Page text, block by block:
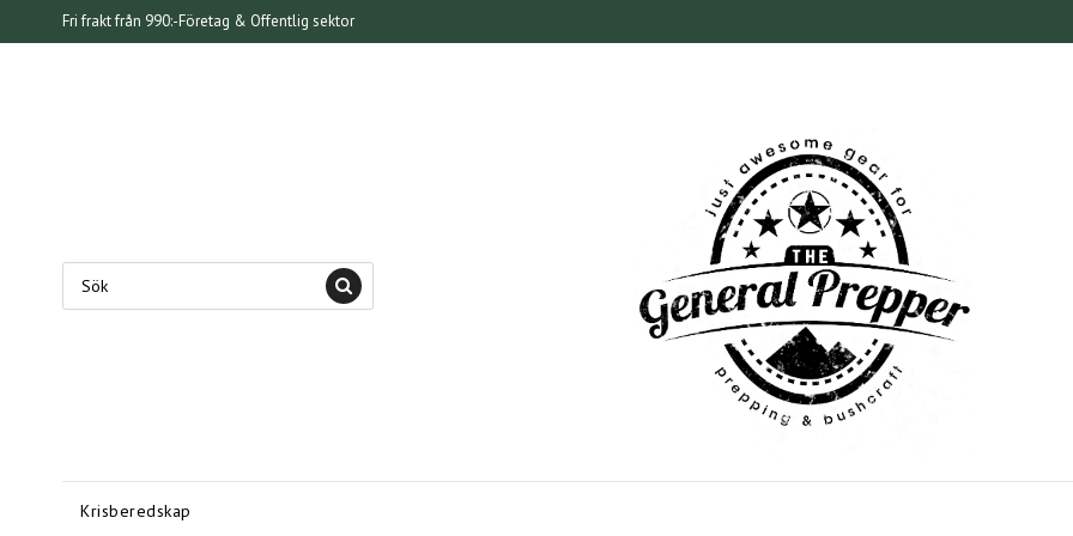
Fri frakt från 990:-Företag & Offentlig sektor
Krisberedskap